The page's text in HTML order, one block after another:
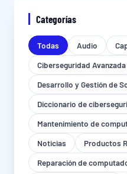
Categorías
Todas Audio
Ciberseguridad Avanzada
Desarrollo y Gestión de
Diccionario de
Mantenimiento de
Noticias
Productos
Reparación de